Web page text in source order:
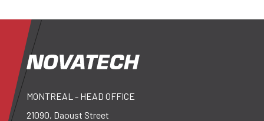
MONTREAL - HEAD OFFICE
21090, Daoust Street